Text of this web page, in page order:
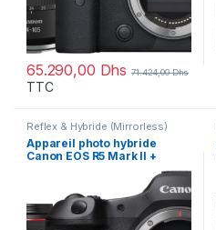
65.290,00 Dhs 71.424,00Dhs
TTC
Reflex & Hybride (Mirrorless)
Appareil photo hybride
Canon EOS R5 Mark II +
Objectif RF 24-105mm F4L IS